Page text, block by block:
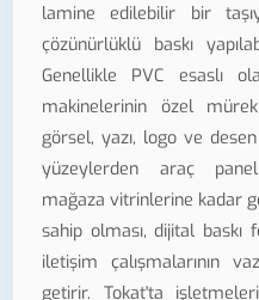
lamine edilebilir bir
çözünürlüklü baskı
Genellikle PVC esaslı
makinelerinin özel
görsel, yazı, logo ve
yüzeylerden araç
mağaza vitrinlerine kadar
sahip olması, dijital
iletişim çalışmalarının
getirir. Tokat'ta